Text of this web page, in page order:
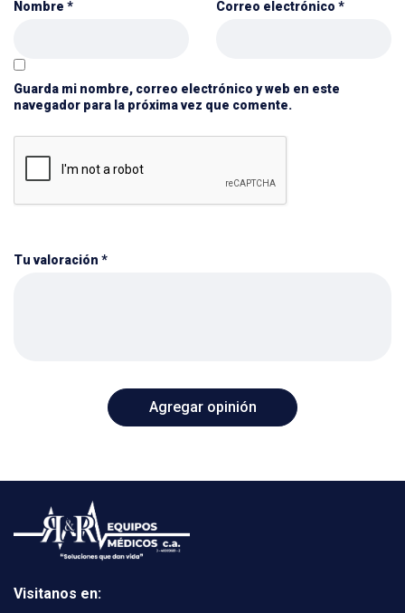
Tu valoración *
Nombre * Correo electrónico *
Guarda mi nombre, correo electrónico y web en este
navegador para la próxima vez que comente.
Visitanos en: